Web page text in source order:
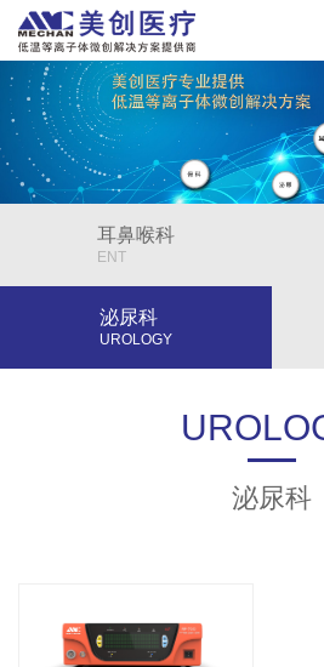
耳鼻喉科
ENT
泌尿科
UROLOGY
泌尿科